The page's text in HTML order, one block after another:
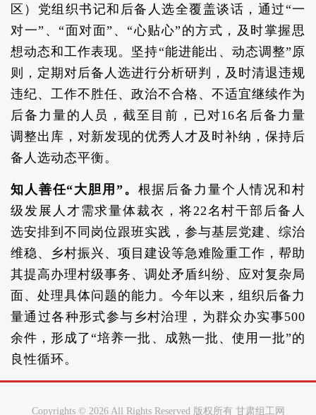
区）党组织书记和后备人选全覆盖谈话，通过“一
对一”、“面对面”、“心贴心”的方式，及时掌握思
想动态和工作表现。坚持“能进能出、动态调整”原
则，定期对后备人选进行分析研判，及时清退违规
违纪、工作不胜任、政治不合格、不适宜继续作为
后备力量的人员，截至目前，已对16名后备力量
调整出库，对新发现的优秀人才及时补纳，保持后
备人选动态平衡。
知人善任“大胆用”。 根据后备力量个人情况和村
级发展人才需求量体裁衣，将22名村干部后备人
选安排到不同岗位跟班实践，参与基层党建、综治
维稳、乡村振兴、项目建设等急难险重工作，帮助
其提高办理村级事务、调处矛盾纠纷、应对复杂局
面、处理具体问题的能力。今年以来，组织后备力
量通过各种形式参与乡村治理，为群众办实事500
余件，形成了“培养一批、成熟一批、使用一批”的
良性循环。
Copyrights © 2026 All Rights Reserved 版权所有 甘肃组工网